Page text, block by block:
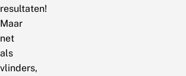
resultaten!
Maar
net
als
vlinders,